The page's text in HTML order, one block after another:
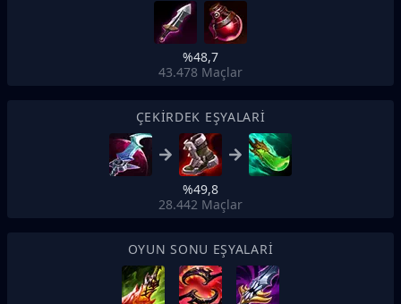
%48,7
43.478 Maçlar
ÇEKIRDEK EŞYALARI
%49,8
28.442 Maçlar
OYUN SONU EŞYALARI